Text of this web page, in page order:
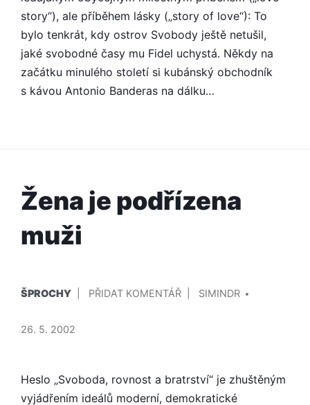
story“), ale příběhem lásky („story of love“): To
bylo tenkrát, kdy ostrov Svobody ještě netušil,
jaké svobodné časy mu Fidel uchystá. Někdy na
začátku minulého století si kubánský obchodník
s kávou Antonio Banderas na dálku…
Žena je podřízena
muži
V
ŠPROCHY PŘIDAT KOMENTÁŘNA
SIMINDR
26. 5. 2002
Heslo „Svoboda, rovnost a bratrství“ je zhuštěným
vyjádřením ideálů moderní, demokratické